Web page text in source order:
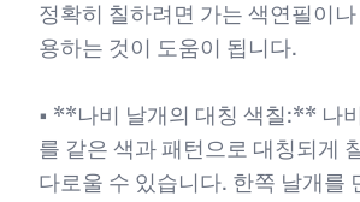
정확히 칠하려면 가는 색연필이
용하는 것이 도움이 됩니다.
• **나비 날개의 대칭 색칠:** 나
를 같은 색과 패턴으로 대칭되게
다로울 수 있습니다. 한쪽 날개를